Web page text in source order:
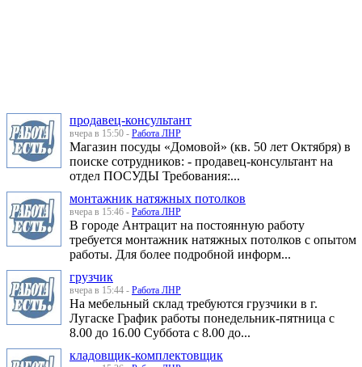
продавец-консультант
вчера в 15:50 - Работа ЛНР
Магазин посуды «Домовой» (кв. 50 лет Октября) в
поиске сотрудников: - продавец-консультант на
отдел ПОСУДЫ Требования:...
монтажник натяжных потолков
вчера в 15:46 - Работа ЛНР
В городе Антрацит на постоянную работу
требуется монтажник натяжных потолков с опытом
работы. Для более подробной информ...
грузчик
вчера в 15:44 - Работа ЛНР
На мебельный склад требуются грузчики в г.
Лугаске График работы понедельник-пятница с
8.00 до 16.00 Суббота с 8.00 до...
кладовщик-комплектовщик